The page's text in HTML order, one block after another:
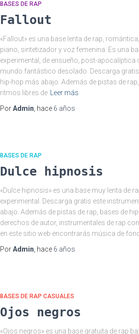
BASES DE RAP
Fallout
«Fallout» es una base lenta de rap,
piano, sintetizador y voz femenina. Es una
experimental, de ensueño, post-apocalíptica
mundo fantástico desolado. Descarga
hip-hop más abajo. Además de pistas de
ritmos libres de
Leer más
PorAdmin , hace 6 años
BASES DE RAP
Dulce hipnosis
«Dulce hipnosis» es una base muy lenta de
experimental. Descarga gratis este
abajo. Además de pistas de rap, bases de
derechos de autor, instrumentales de rap
en este sitio web encontrarás música de
PorAdmin , hace 6 años
BASES DE RAP CASUALES
Ojos negros
«Ojos negros» es una base gratuita de rap